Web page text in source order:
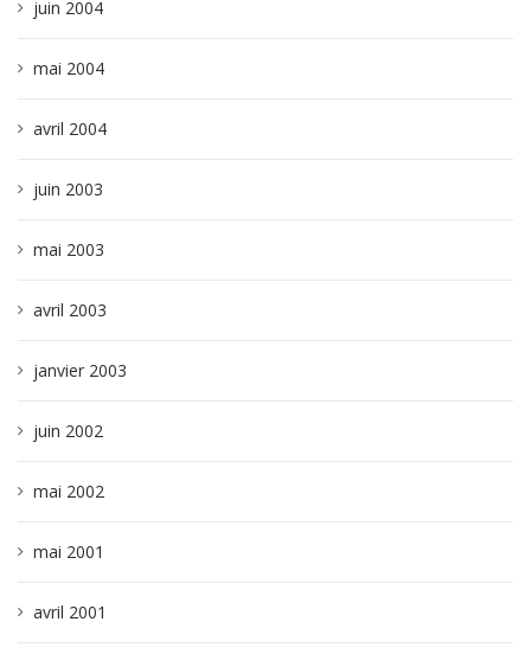
juin 2004
mai 2004
avril 2004
juin 2003
mai 2003
avril 2003
janvier 2003
juin 2002
mai 2002
mai 2001
avril 2001